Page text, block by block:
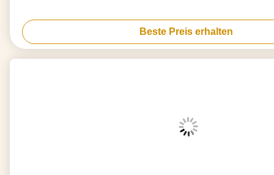
Beste Preis erhalten